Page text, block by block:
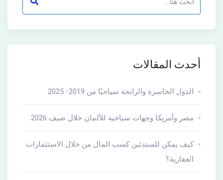
أحدث المقالات
الدول الخاسرة والرابحة سياحيًا من 2019- 2025
مصر وأمريكا وجهات سياحية للألمان خلال صيف 2026
كيف يمكن للمبتدئين كسب المال من خلال الاستثمارات
العقارية؟